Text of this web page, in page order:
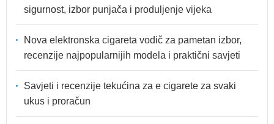
sigurnost, izbor punjača i produljenje vijeka
Nova elektronska cigareta vodič za pametan izbor,
recenzije najpopularnijih modela i praktični savjeti
Savjeti i recenzije tekućina za e cigarete za svaki
ukus i proračun